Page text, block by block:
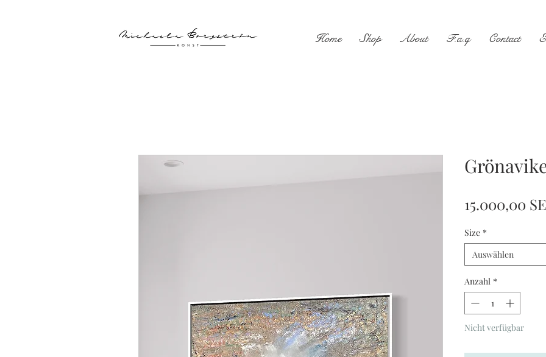
Home Shop About F.a.q Contact
15.000,00
Size *
Auswählen
Anzahl *
Nicht verfügbar